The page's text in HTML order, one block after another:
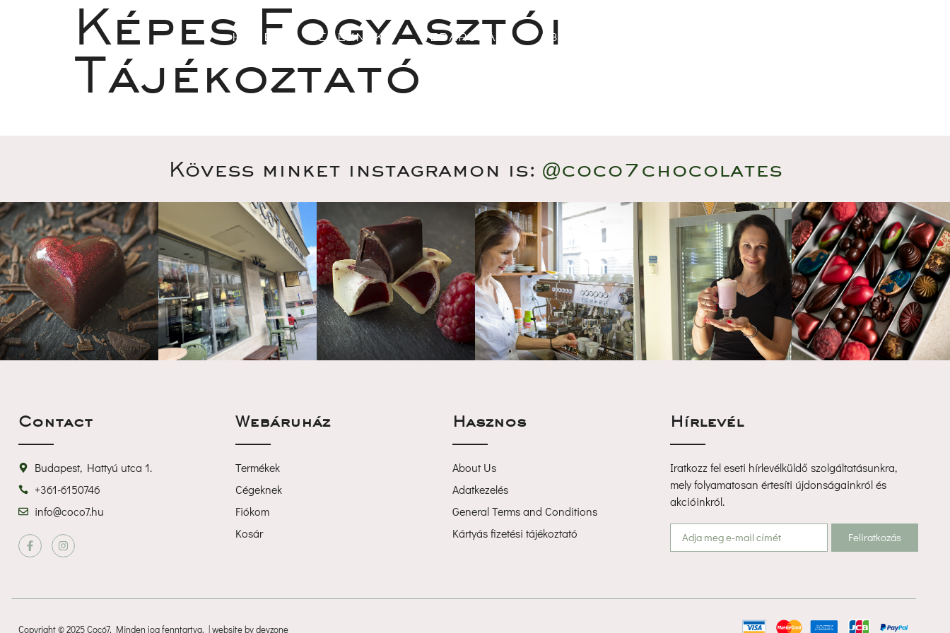
HOME CÉGEKNEK WEBÁRUHÁZ ABOUT US
Képes Fogyasztói
Tájékoztató
Kövess minket instagramon is: @coco7chocolate
Contact
Budapest, Hattyú utca 1.
+361-6150746
info@coco7.hu
Webáruház
Termékek
Cégeknek
Fiókom
Kosár
Haszno
About U
Adatkezelé
General Terms and Condition
Kártyás fizetési tájékoztató
Hírlevél
Iratkozz fel eseti hírlevélküldő szolgáltatásunkra,
mely folyamatosan értesíti újdonságainkról és
akcióinkról.
Feliratkozá
Copyright © 2025 Cocó7, Minden jog fenntartva. | website by devzone